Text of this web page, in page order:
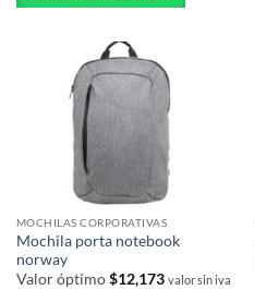
MOCHILAS CORPORATIVAS
Mochila porta notebook
norway
Valor óptimo$12,173 valor sin iva